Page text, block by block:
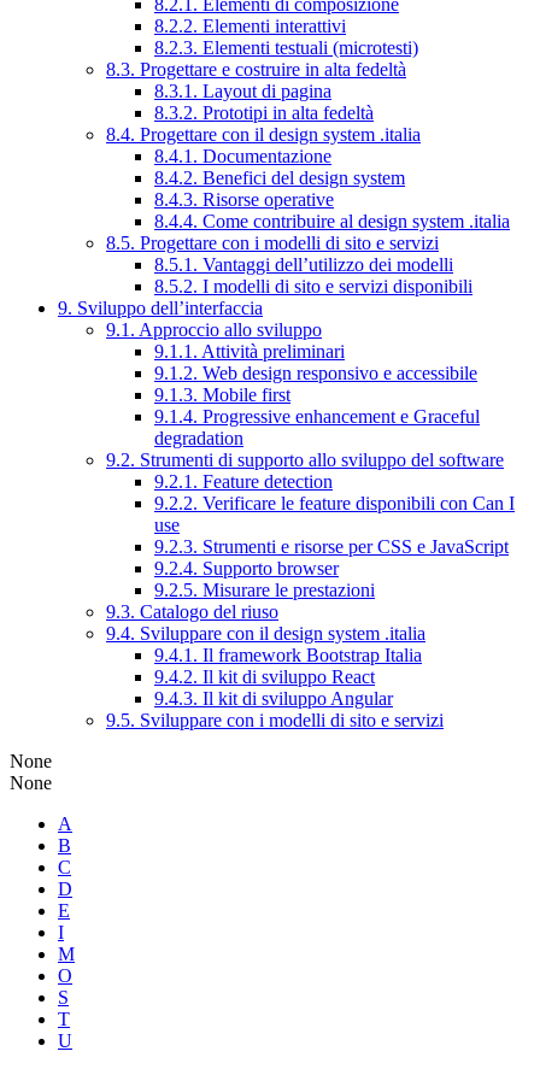
8.2.1. Elementi di composizione
8.2.2. Elementi interattivi
8.2.3. Elementi testuali (microtesti)
8.3. Progettare e costruire in alta fedeltà
8.3.1. Layout di pagina
8.3.2. Prototipi in alta fedeltà
8.4. Progettare con il design system .italia
8.4.1. Documentazione
8.4.2. Benefici del design system
8.4.3. Risorse operative
8.4.4. Come contribuire al design system .italia
8.5. Progettare con i modelli di sito e servizi
8.5.1. Vantaggi dell’utilizzo dei modelli
8.5.2. I modelli di sito e servizi disponibili
9. Sviluppo dell’interfaccia
9.1. Approccio allo sviluppo
9.1.1. Attività preliminari
9.1.2. Web design responsivo e accessibile
9.1.3. Mobile first
9.1.4. Progressive enhancement e Graceful
degradation
9.2. Strumenti di supporto allo sviluppo del software
9.2.1. Feature detection
9.2.2. Verificare le feature disponibili con Can I
use
9.2.3. Strumenti e risorse per CSS e JavaScript
9.2.4. Supporto browser
9.2.5. Misurare le prestazioni
9.3. Catalogo del riuso
9.4. Sviluppare con il design system .italia
9.4.1. Il framework Bootstrap Italia
9.4.2. Il kit di sviluppo React
9.4.3. Il kit di sviluppo Angular
9.5. Sviluppare con i modelli di sito e servizi
None
None
A
B
C
D
E
I
M
O
S
T
U